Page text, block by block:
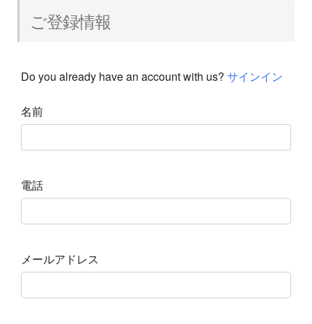
ご登録情報
Do you already have an account with us? サインイン
名前
電話
メールアドレス